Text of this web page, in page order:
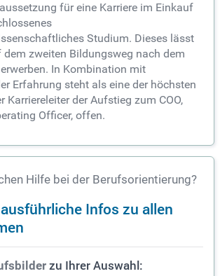
für eine Karriere im Einkauf
Studium. Dieses lässt
zweiten Bildungsweg nach dem
In Kombination mit
Erfahrung steht als eine der höchsten
Karriereleiter der Aufstieg zum COO,
Officer, offen.
Hilfe bei der Berufsorientierung?
Infos zu allen
zu Ihrer Auswahl: